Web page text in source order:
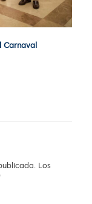
Carnaval
Los